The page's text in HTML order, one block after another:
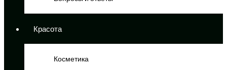
Красота
Косметика